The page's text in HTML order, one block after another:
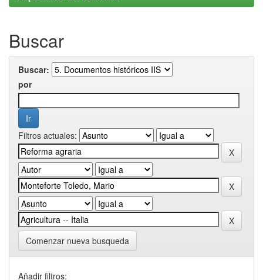
Buscar
Buscar:
por
Filtros actuales:
Comenzar nueva busqueda
Añadir filtros: